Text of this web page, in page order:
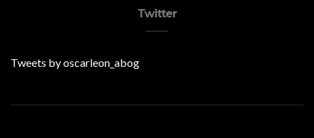
Twitter
Tweets by oscarleon_abog